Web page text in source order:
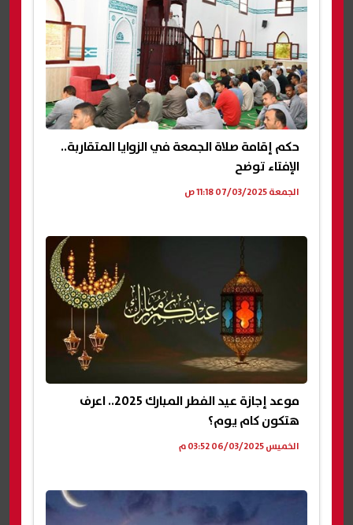
حكم إقامة صلاة الجمعة في الزوايا المتقاربة..
الإفتاء توضح
الجمعة 07/03/2025 11:18 ص
موعد إجازة عيد الفطر المبارك 2025.. اعرف
هتكون كام يوم؟
الخميس 06/03/2025 03:52 م